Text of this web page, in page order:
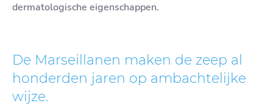
dermatologische eigenschappen.
De Marseillanen maken de zeep al
honderden jaren op ambachtelijke
wijze.